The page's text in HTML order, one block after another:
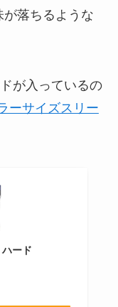
落ちるような
が入っているの
ーサイズスリー
ード